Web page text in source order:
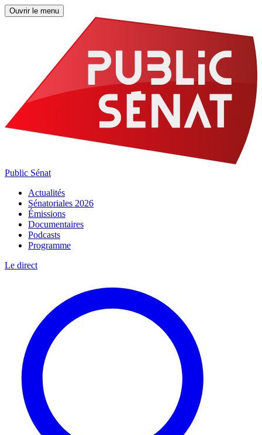
Ouvrir le menu
Public Sénat
Actualités
Sénatoriales 2026
Émissions
Documentaires
Podcasts
Programme
Le direct